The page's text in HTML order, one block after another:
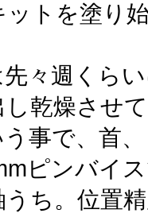
ットを塗り
々週くら
乾燥させ
事で、首
ピンバイ
ち。位置